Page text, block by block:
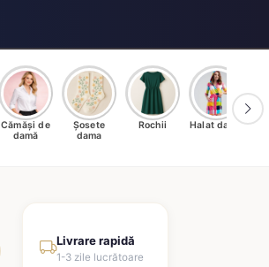
Cămăși de
damă
Șosete
dama
Rochii Halat damă
Livrare rapidă
1-3 zile lucrătoare